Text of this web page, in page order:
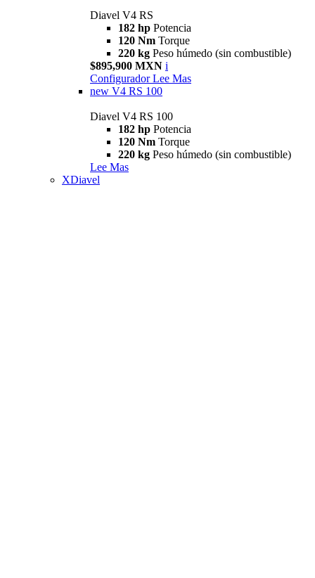
Diavel V4 RS
182 hp Potencia
120 Nm Torque
220 kg Peso húmedo (sin combustible)
$895,900 MXN i
Configurador Lee Mas
new V4 RS 100
Diavel V4 RS 100
182 hp Potencia
120 Nm Torque
220 kg Peso húmedo (sin combustible)
Lee Mas
XDiavel